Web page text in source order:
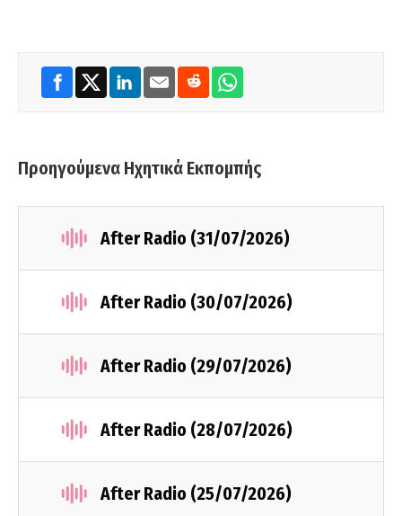
Προηγούμενα Ηχητικά Εκπομπής
After Radio (31/07/2026)
After Radio (30/07/2026)
After Radio (29/07/2026)
After Radio (28/07/2026)
After Radio (25/07/2026)